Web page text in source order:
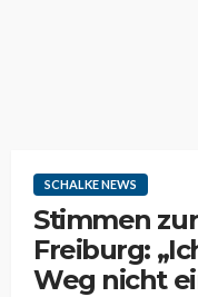
SCHALKE NEWS
Stimmen
Freiburg:
Weg nicht